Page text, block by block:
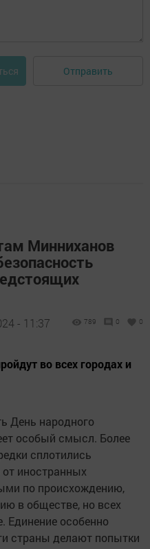
Отправить
Минниханов
- 11:37 789 0 0
во всех городах и
День народного
особый смысл. Более
сплотились
иностранных
по происхождению,
в обществе, но всех
Единение особенно
страны делают попытки